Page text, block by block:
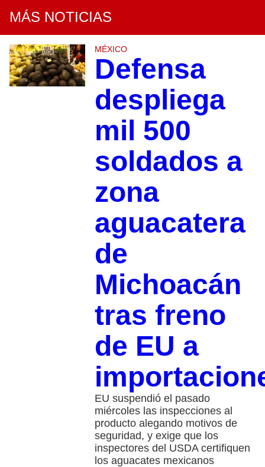
MÁS NOTICIAS
MÉXICO
Defensa
despliega
mil 500
soldados a
zona
aguacatera
de
Michoacán
tras freno
de EU a
EU suspendió el pasado
miércoles las inspecciones al
producto alegando motivos de
seguridad, y exige que los
inspectores del USDA certifiquen
los aguacates mexicanos